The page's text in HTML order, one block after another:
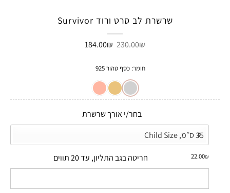
שרשרת לב סרט ורוד Survivor
230.00₪ המחיר
230.00₪.
184.00₪ המחיר
חומר:כסף טהור 925
בחר/י אורך שרשרת
חריטה בגב התליון, עד 20 תווים 22.00₪